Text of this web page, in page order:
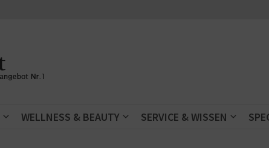
WELLNESS & BEAUTY SERVICE & WISSEN